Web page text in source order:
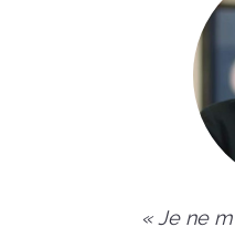
« Je ne